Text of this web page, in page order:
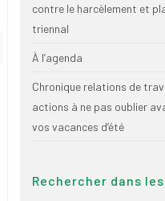
contre le harcèlement et
triennal
À l’agenda
Chronique relations de
actions à ne pas oublier
vos vacances d’été
Rechercher dans